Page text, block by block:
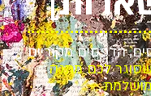
הדפסים מקוריים
לכם מתנה